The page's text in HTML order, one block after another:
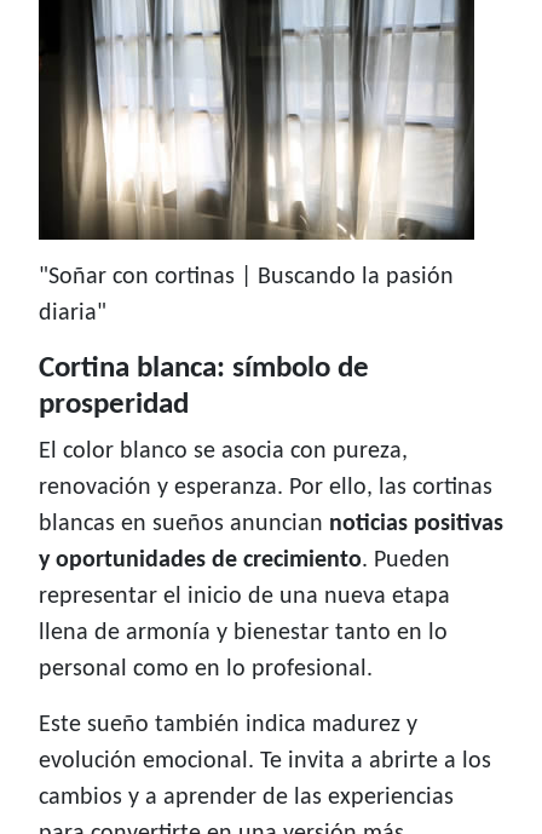
"Soñar con cortinas | Buscando la pasión
diaria"
Cortina blanca: símbolo de
prosperidad
El color blanco se asocia con pureza,
renovación y esperanza. Por ello, las cortinas
blancas en sueños anuncian noticias positivas
y oportunidades de crecimiento. Pueden
representar el inicio de una nueva etapa
llena de armonía y bienestar tanto en lo
personal como en lo profesional.
Este sueño también indica madurez y
evolución emocional. Te invita a abrirte a los
cambios y a aprender de las experiencias